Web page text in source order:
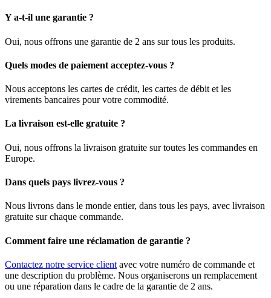
Y a-t-il une garantie ?
Oui, nous offrons une garantie de 2 ans sur tous les produits.
Quels modes de paiement acceptez-vous ?
Nous acceptons les cartes de crédit, les cartes de débit et les
virements bancaires pour votre commodité.
La livraison est-elle gratuite ?
Oui, nous offrons la livraison gratuite sur toutes les commandes en
Europe.
Dans quels pays livrez-vous ?
Nous livrons dans le monde entier, dans tous les pays, avec livraison
gratuite sur chaque commande.
Comment faire une réclamation de garantie ?
Contactez notre service client avec votre numéro de commande et
une description du problème. Nous organiserons un remplacement
ou une réparation dans le cadre de la garantie de 2 ans.